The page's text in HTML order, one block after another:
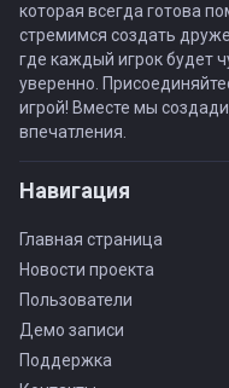
которая всегда готова
стремимся создать
где каждый игрок будет
уверенно.
игрой! Вместе мы
впечатления.
Навигация
Главная страница
Новости проекта
Пользователи
Демо записи
Поддержка